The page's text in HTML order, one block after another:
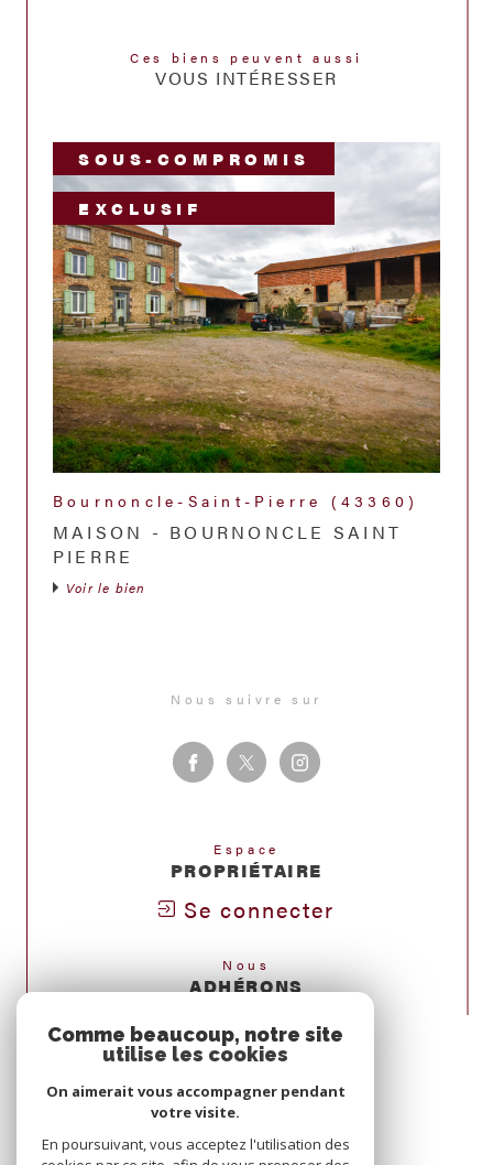
Ces biens peuvent aussi
VOUS INTÉRESSER
SOUS-COMPROMIS
EXCLUSIF
Bournoncle-Saint-Pierre (43360)
MAISON - BOURNONCLE SAINT
PIERRE
Voir le bien
Nous suivre sur
Espace
PROPRIÉTAIRE
Se connecter
Nous
ADHÉRONS
Comme beaucoup, notre site
utilise les cookies
On aimerait vous accompagner pendant
votre visite.
En poursuivant, vous acceptez l'utilisation des